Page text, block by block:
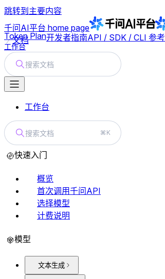
跳转到主要内容
千问AI平台 home page
文档
Token Plan开发者指南API / SDK / CLI 参考
工作台
搜索文档
工作台
搜索文档 ⌘K
快速入门
概览
首次调用千问API
选择模型
计费说明
模型
文本生成